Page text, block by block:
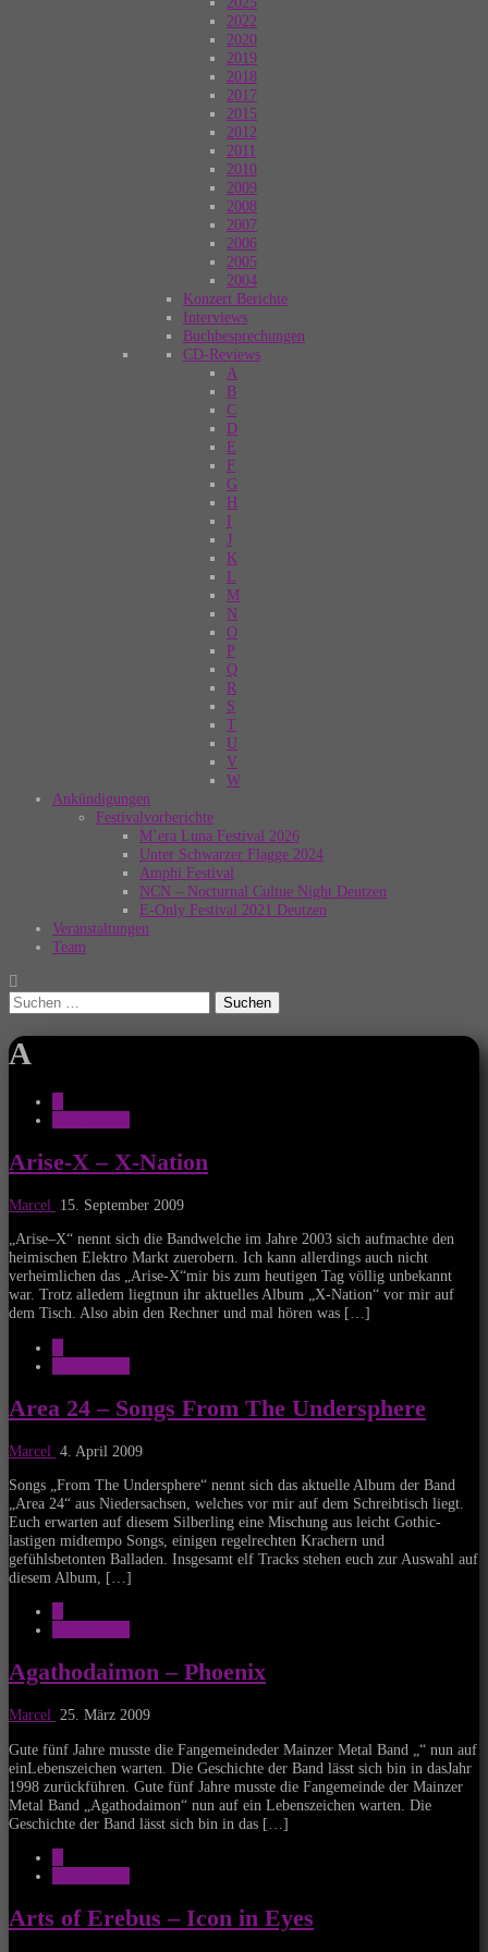
2022
2020
2019
2018
2017
2015
2012
2011
2010
2009
2008
2007
2006
2005
2004
Konzert Berichte
Interviews
Buchbesprechungen
CD-Reviews
A
B
C
D
E
F
G
H
I
J
K
L
M
N
O
P
Q
R
S
T
U
V
W
Ankündigungen
Festivalvorberichte
M’era Luna Festival 2026
Unter Schwarzer Flagge 2024
Amphi Festival
NCN – Nocturnal Cultue Night Deutzen
E-Only Festival 2021 Deutzen
Veranstaltungen
Team
Suchen
nach:
A
Arise-X – X-Nation
Marcel
15. September 2009
„Arise–X“ nennt sich die Bandwelche im Jahre 2003 sich aufmachte den
heimischen Elektro Markt zuerobern. Ich kann allerdings auch nicht
verheimlichen das „Arise-X“mir bis zum heutigen Tag völlig unbekannt
war. Trotz alledem liegtnun ihr aktuelles Album „X-Nation“ vor mir auf
dem Tisch. Also abin den Rechner und mal hören was […]
Area 24 – Songs From The Undersphere
Marcel 4. April 2009
Songs „From The Undersphere“ nennt sich das aktuelle Album der Band
„Area 24“ aus Niedersachsen, welches vor mir auf dem Schreibtisch liegt.
Euch erwarten auf diesem Silberling eine Mischung aus leicht Gothic-
lastigen midtempo Songs, einigen regelrechten Krachern und
gefühlsbetonten Balladen. Insgesamt elf Tracks stehen euch zur Auswahl auf
diesem Album, […]
Agathodaimon – Phoenix
Marcel 25. März 2009
Gute fünf Jahre musste die Fangemeindeder Mainzer Metal Band „“ nun auf
einLebenszeichen warten. Die Geschichte der Band lässt sich bin in dasJahr
1998 zurückführen. Gute fünf Jahre musste die Fangemeinde der Mainzer
Metal Band „Agathodaimon“ nun auf ein Lebenszeichen warten. Die
Geschichte der Band lässt sich bin in das […]
Arts of Erebus – Icon in Eyes